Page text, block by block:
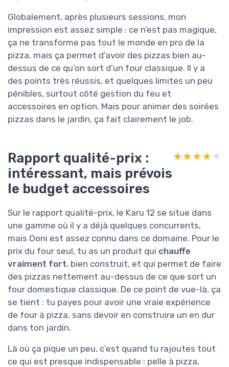
Globalement, après plusieurs sessions, mon
impression est assez simple : ce n’est pas magique,
ça ne transforme pas tout le monde en pro de la
pizza, mais ça permet d’avoir des pizzas bien au-
dessus de ce qu’on sort d’un four classique. Il y a
des points très réussis, et quelques limites un peu
pénibles, surtout côté gestion du feu et
accessoires en option. Mais pour animer des soirées
pizzas dans le jardin, ça fait clairement le job.
Rapport qualité-prix :
intéressant, mais prévois
le budget accessoires
★★★★★
★★★★★
Sur le rapport qualité-prix, le Karu 12 se situe dans
une gamme où il y a déjà quelques concurrents,
mais Ooni est assez connu dans ce domaine. Pour le
prix du four seul, tu as un produit qui chauffe
vraiment fort, bien construit, et qui permet de faire
des pizzas nettement au-dessus de ce que sort un
four domestique classique. De ce point de vue-là, ça
se tient : tu payes pour avoir une vraie expérience
de four à pizza, sans devoir en construire un en dur
dans ton jardin.
Là où ça pique un peu, c’est quand tu rajoutes tout
ce qui est presque indispensable : pelle à pizza,